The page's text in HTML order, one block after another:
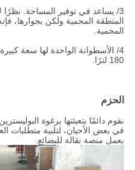
3/ يساعد في توفير المساحة. نظرًا
المنطقة المحمية ولكن بجوارها،
المحمية.
180 لترًا.
الحزم
نقوم دائمًا بتعبئتها برغوة
في بعض الأحيان، لتلبية متطلبات
بعمل منصة نقالة للبضائع.